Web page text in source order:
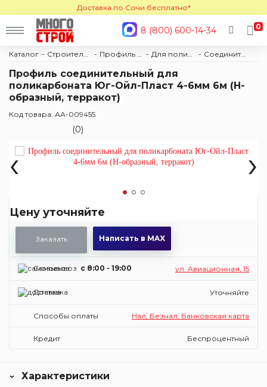
Доставка по Сочи бесплатно*
8 (800) 600-14-34 0
Каталог Соединительные
Профиль соединительный для
поликарбоната Юг-Ойл-Пласт 4-6мм 6м (H-
образный, терракот)
Код товара: АА-009455
(0)
‹ ›
Цену уточняйте
Заказать Написать в MAX
Самовывоз c 8:00 - 19:00 ул. Авиационная, 15
Доставка Уточняйте
Способы оплаты Нал, Безнал, Банковская карта
Кредит Беспроцентный
Характеристики